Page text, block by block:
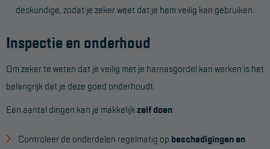
deskundige, zodat je zeker weet dat je hem veilig kan gebruiken.
Inspectie en onderhoud
Om zeker te weten dat je veilig met je harnasgordel kan werken is het
belangrijk dat je deze goed onderhoudt.
Een aantal dingen kan je makkelijkzelf doen:
Controleer de onderdelen regelmatig op beschadigingen en